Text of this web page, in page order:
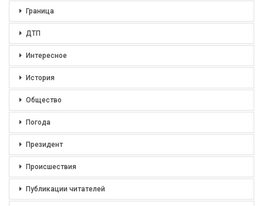
Граница
ДТП
Интересное
История
Общество
Погода
Президент
Происшествия
Публикации читателей